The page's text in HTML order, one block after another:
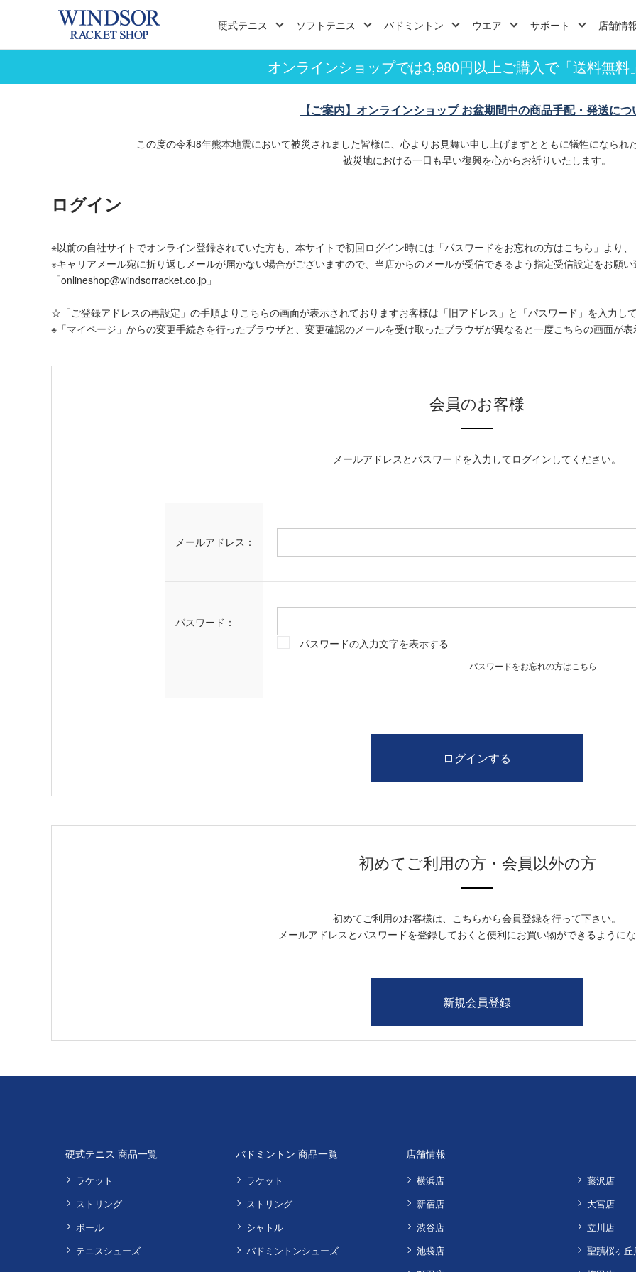
硬式テニス ソフトテニス バドミントン ウエア サポート 店舗情
オンラインショップでは3,980円以上ご購入で「送料無料
【ご案内】オンラインショップ お盆期間中の商品手配・発送につ
この度の令和8年熊本地震において被災されました皆様に、心よりお見舞い申し上げますとともに犠牲になられ
被災地における一日も早い復興を心からお祈りいたします。
ログイン
※以前の自社サイトでオンライン登録されていた方も、本サイトで初回ログイン時には「パスワードをお忘れの方はこちら」より
※キャリアメール宛に折り返しメールが届かない場合がございますので、当店からのメールが受信できるよう指定受信設定をお願
「onlineshop@windsorracket.co.jp」
☆「ご登録アドレスの再設定」の手順よりこちらの画面が表示されておりますお客様は「旧アドレス」と「パスワード」を入力し
※「マイページ」からの変更手続きを行ったブラウザと、変更確認のメールを受け取ったブラウザが異なると一度こちらの画面が
会員のお客様
メールアドレスとパスワードを入力してログインしてください。
メールアドレス：
パスワード：
パスワードの入力文字を表示する
パスワードをお忘れの方はこちら
初めてご利用の方・会員以外の方
初めてご利用のお客様は、こちらから会員登録を行って下さい。
メールアドレスとパスワードを登録しておくと便利にお買い物ができるように
硬式テニス 商品一覧
ラケット
ストリング
ボール
テニスシューズ
バドミントン 商品一覧
ラケット
ストリング
シャトル
バドミントンシューズ
店舗情報
横浜店
新宿店
渋谷店
池袋店
藤沢店
大宮店
立川店
聖蹟桜ヶ丘